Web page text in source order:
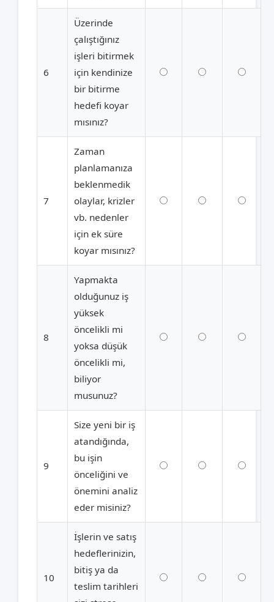
6
Üzerinde
çalıştığınız
işleri bitirmek
için kendinize
bir bitirme
hedefi koyar
mısınız?
7
Zaman
planlamanıza
beklenmedik
olaylar, krizler
vb. nedenler
için ek süre
koyar mısınız?
8
Yapmakta
olduğunuz iş
yüksek
öncelikli mi
yoksa düşük
öncelikli mi,
biliyor
musunuz?
9
Size yeni bir iş
atandığında,
bu işin
önceliğini ve
önemini analiz
eder misiniz?
10
İşlerin ve satış
hedeflerinizin,
bitiş ya da
teslim tarihleri